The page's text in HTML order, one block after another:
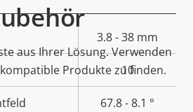
Eigentumswert
3.8 - 38 mm
10
67.8 - 8.1 °
aus Ihrer Lösung. Verwenden
Produkte zu finden.